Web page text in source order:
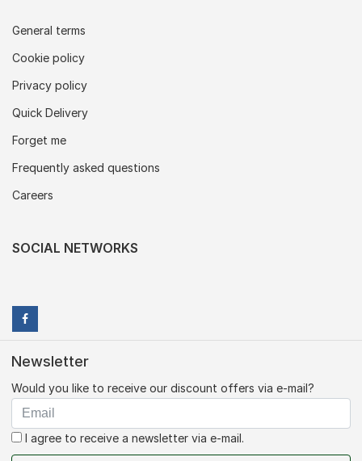
General terms
Cookie policy
Privacy policy
Quick Delivery
Forget me
Frequently asked questions
Careers
SOCIAL NETWORKS
Newsletter
Would you like to receive our discount offers via e-mail?
I agree to receive a newsletter via e-mail.